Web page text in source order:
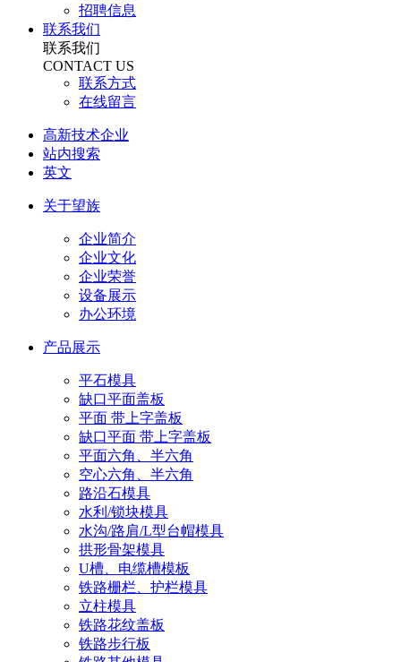
招聘信息
联系我们
联系我们
CONTACT US
联系方式
在线留言
高新技术企业
站内搜索
英文
关于望族
企业简介
企业文化
企业荣誉
设备展示
办公环境
产品展示
平石模具
缺口平面盖板
平面 带上字盖板
缺口平面 带上字盖板
平面六角、半六角
空心六角、半六角
路沿石模具
水利/锁块模具
水沟/路肩/L型台帽模具
拱形骨架模具
U槽、电缆槽模板
铁路栅栏、护栏模具
立柱模具
铁路花纹盖板
铁路步行板